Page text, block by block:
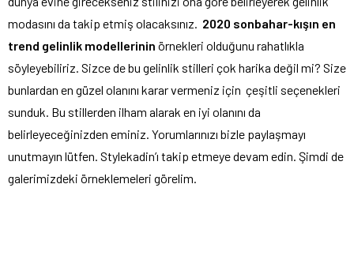
modasını da takip etmiş olacaksınız. 2020 sonbahar-kışın en
trend gelinlik modellerinin örnekleri olduğunu rahatlıkla
söyleyebiliriz. Sizce de bu gelinlik stilleri çok harika değil mi? Size
bunlardan en güzel olanını karar vermeniz için çeşitli seçenekleri
sunduk. Bu stillerden ilham alarak en iyi olanını da
belirleyeceğinizden eminiz. Yorumlarınızı bizle paylaşmayı
unutmayın lütfen. Stylekadin’ı takip etmeye devam edin. Şimdi de
galerimizdeki örneklemeleri görelim.